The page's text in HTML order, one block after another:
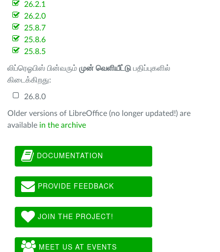
26.2.1
26.2.0
25.8.7
25.8.6
25.8.5
லிப்ரெஓபிஸ் பின்வரும் முன் வெளியீட்டு பதிப்புகளில்
கிடைக்கிறது:
26.8.0
Older versions of LibreOffice (no longer updated!) are
available in the archive
DOCUMENTATION
PROVIDE FEEDBACK
JOIN THE PROJECT!
MEET US AT EVENTS